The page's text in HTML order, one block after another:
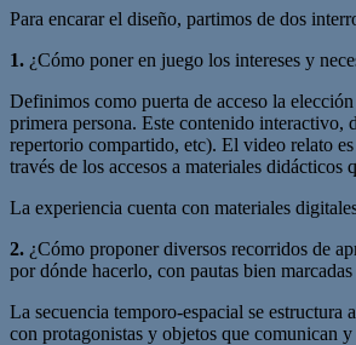
Para encarar el diseño, partimos de dos
1. ¿Cómo poner en juego los intereses y
Definimos como puerta de acceso la
primera persona. Este contenido interactivo,
repertorio compartido, etc). El video relato
través de los accesos a materiales
La experiencia cuenta con materiales
2. ¿Cómo proponer diversos recorridos de
por dónde hacerlo, con pautas bien
La secuencia temporo-espacial se
con protagonistas y objetos que comunican